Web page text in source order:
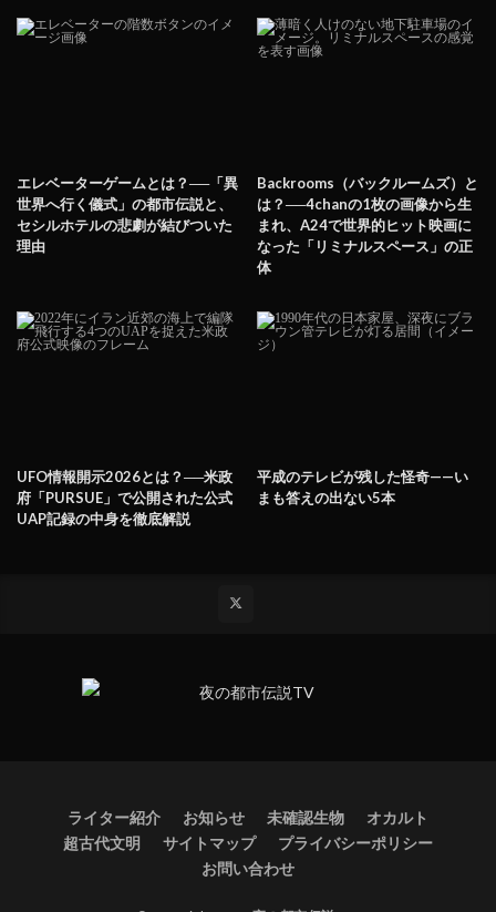
エレベーターゲームとは？──「異
世界へ行く儀式」の都市伝説と、
セシルホテルの悲劇が結びついた
理由
Backrooms（バックルームズ）と
は？──4chanの1枚の画像から生
まれ、A24で世界的ヒット映画に
なった「リミナルスペース」の正
体
UFO情報開示2026とは？──米政
府「PURSUE」で公開された公式
UAP記録の中身を徹底解説
平成のテレビが残した怪奇——い
まも答えの出ない5本
ライター紹介 お知らせ 未確認生物
オカルト
超古代文明
サイトマップ
プライバシーポリシー
お問い合わせ